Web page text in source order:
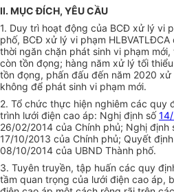
II. MỤC ĐÍCH, YÊU CẦU
1. Duy trì hoạt động của BCĐ xử lý vi
phố, BCĐ xử lý vi phạm
thời ngăn chặn phát sinh vi phạm mới,
còn tồn đọng; hàng năm xử lý tối
tồn đọng, phấn đấu đến năm 2020
không để phát sinh vi phạm mới.
2. Tổ chức thực hiện nghiêm các quy
trình lưới điện cao áp: Nghị định số
26/02/2014 của Chính phủ; Nghị định
17/10/2013 của Chính phủ; Quyết
08/10/2014 của UBND Thành phố.
3. Tuyên truyền, tập huấn các quy
tầm quan trọng của lưới điện cao áp,